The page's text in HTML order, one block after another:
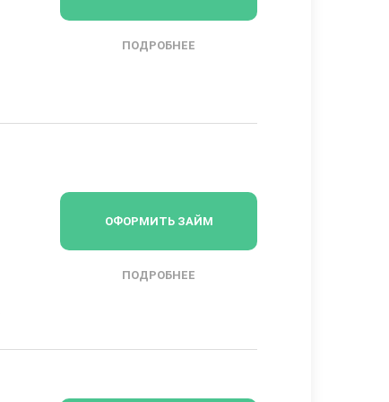
ПОДРОБНЕЕ
ОФОРМИТЬ ЗАЙМ
ПОДРОБНЕЕ